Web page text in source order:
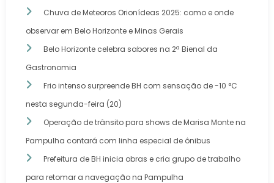
Chuva de Meteoros Orionídeas 2025: como e onde
observar em Belo Horizonte e Minas Gerais
Belo Horizonte celebra sabores na 2ª Bienal da
Gastronomia
Frio intenso surpreende BH com sensação de -10 °C
nesta segunda-feira (20)
Operação de trânsito para shows de Marisa Monte na
Pampulha contará com linha especial de ônibus
Prefeitura de BH inicia obras e cria grupo de trabalho
para retomar a navegação na Pampulha